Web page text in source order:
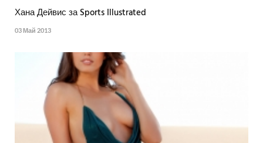
Хана Дейвис за Sports Illustrated
03 Май 2013